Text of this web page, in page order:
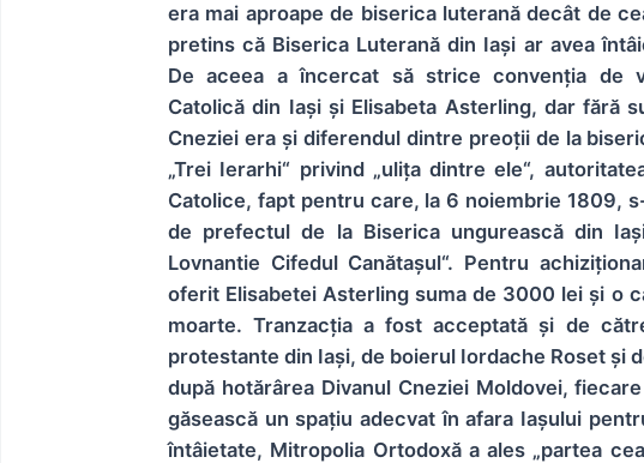
era mai aproape de biserica luterană decât de
pretins că Biserica Luterană din Iași ar avea
De aceea a încercat să strice convenția de
Catolică din Iași și Elisabeta Asterling, dar fără
Cneziei era și diferendul dintre preoții de la
„Trei Ierarhi“ privind „ulița dintre ele“,
Catolice, fapt pentru care, la 6 noiembrie 1809,
de prefectul de la Biserica ungurească din
Lovnantie Cifedul Canătașul“. Pentru
oferit Elisabetei Asterling suma de 3000 lei și o
moarte. Tranzacția a fost acceptată și de
protestante din Iași, de boierul Iordache Roset și
după hotărârea Divanul Cneziei Moldovei,
găsească un spațiu adecvat în afara Iașului
întâietate, Mitropolia Ortodoxă a ales „partea